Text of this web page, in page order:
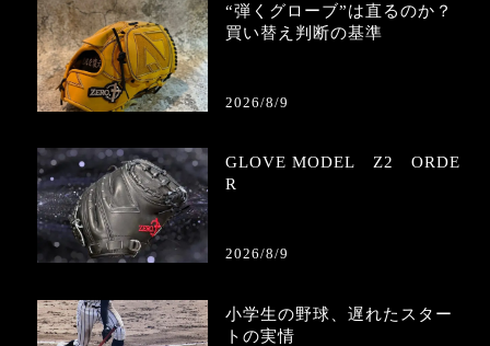
“弾くグローブ”は直るのか？
買い替え判断の基準
2026/8/9
GLOVE MODEL Z2 ORDE
R
2026/8/9
小学生の野球、遅れたスター
トの実情